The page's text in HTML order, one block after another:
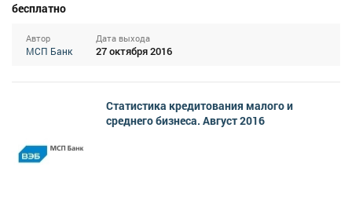
бесплатно
Автор
МСП Банк
Дата выхода
27 октября 2016
Статистика кредитования малого и
среднего бизнеса. Август 2016